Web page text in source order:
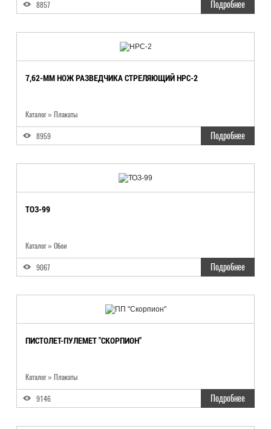
8857 Подробнее
7,62-ММ НОЖ РАЗВЕДЧИКА СТРЕЛЯЮЩИЙ НРС-2
Каталог» Плакаты
8959 Подробнее
ТОЗ-99
Каталог» Обои
9067 Подробнее
ПИСТОЛЕТ-ПУЛЕМЕТ "СКОРПИОН"
Каталог» Плакаты
9146 Подробнее